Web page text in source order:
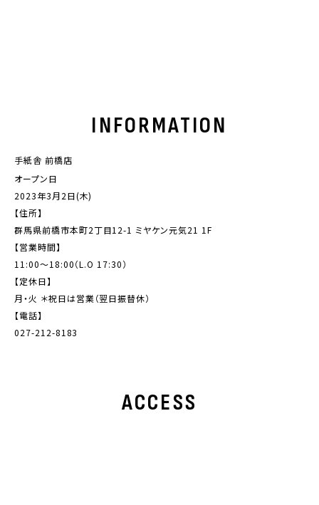
INFORMATION
手紙舎 前橋店
オープン日
2023年3月2日(木)
【住所】
群馬県前橋市本町2丁目12-1 ミヤケン元気21 1F
【営業時間】
11:00〜18:00（L.O 17:30）
【定休日】
月・火 ＊祝日は営業（翌日振替休）
【電話】
027-212-8183
ACCESS